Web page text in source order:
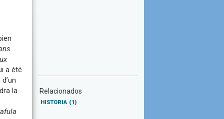
a été
la
Relacionados
HISTORIA (1)